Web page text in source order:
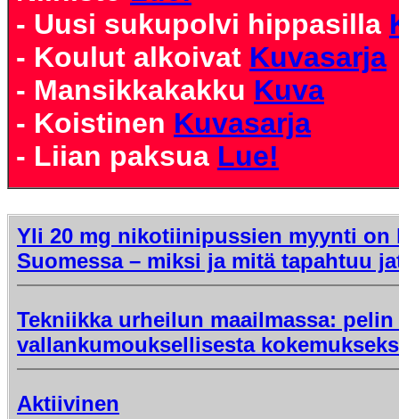
- Uusi sukupolvi hippasilla
- Koulut alkoivat Kuvasarja
- Mansikkakakku Kuva
- Koistinen Kuvasarja
- Liian paksua Lue!
Yli 20 mg nikotiinipussien myynti on
Suomessa – miksi ja mitä tapahtuu
Tekniikka urheilun maailmassa:
vallankumouksellisesta
Aktiivinen